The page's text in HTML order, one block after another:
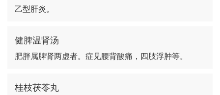
乙型肝炎。
健脾温肾汤
肥胖属脾肾两虚者。症见腰背酸痛，四肢浮肿等。
桂枝茯苓丸